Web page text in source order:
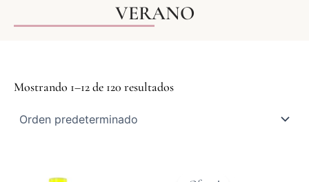
VERANO
Mostrando 1–12 de 120 resultados